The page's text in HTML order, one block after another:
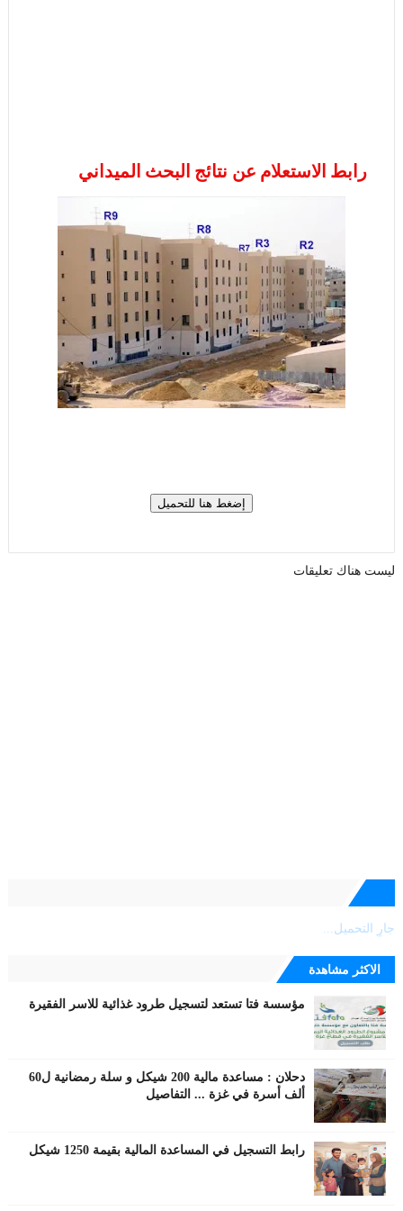
رابط الاستعلام عن نتائج البحث الميداني
ليست هناك تعليقات
جارٍ التحميل...
الاكثر مشاهدة
مؤسسة فتا تستعد لتسجيل طرود غذائية للاسر الفقيرة
دحلان : مساعدة مالية 200 شيكل و سلة رمضانية ل60
ألف أسرة في غزة ... التفاصيل
رابط التسجيل في المساعدة المالية بقيمة 1250 شيكل